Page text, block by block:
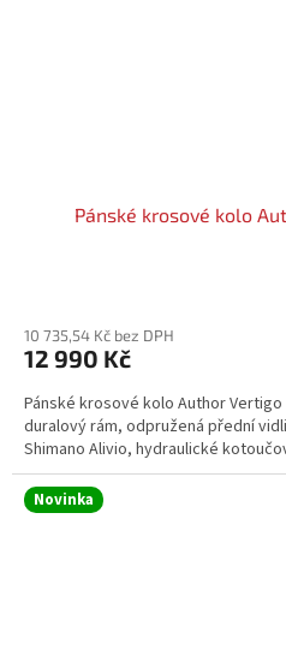
Pánské krosové kolo
10 735,54 Kč bez DPH
12 990 Kč
Pánské krosové kolo Author Vertigo
duralový rám, odpružená přední
Shimano Alivio, hydraulické
Novinka